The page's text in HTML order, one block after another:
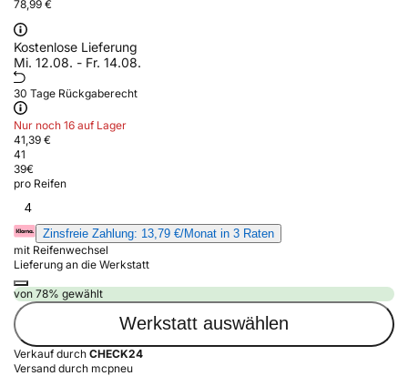
78,99 €
Kostenlose Lieferung
Mi. 12.08. - Fr. 14.08.
30 Tage Rückgaberecht
Nur noch 16 auf Lager
41,39 €
41
39€
pro Reifen
4
Zinsfreie Zahlung: 13,79 €/Monat in 3 Raten
mit Reifenwechsel
Lieferung an die Werkstatt
von 78% gewählt
Werkstatt auswählen
Verkauf durch CHECK24
Versand durch mcpneu